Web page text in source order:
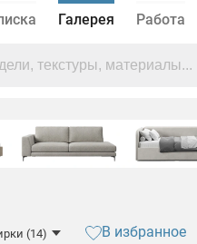
Галерея Работа
(14) В избранное